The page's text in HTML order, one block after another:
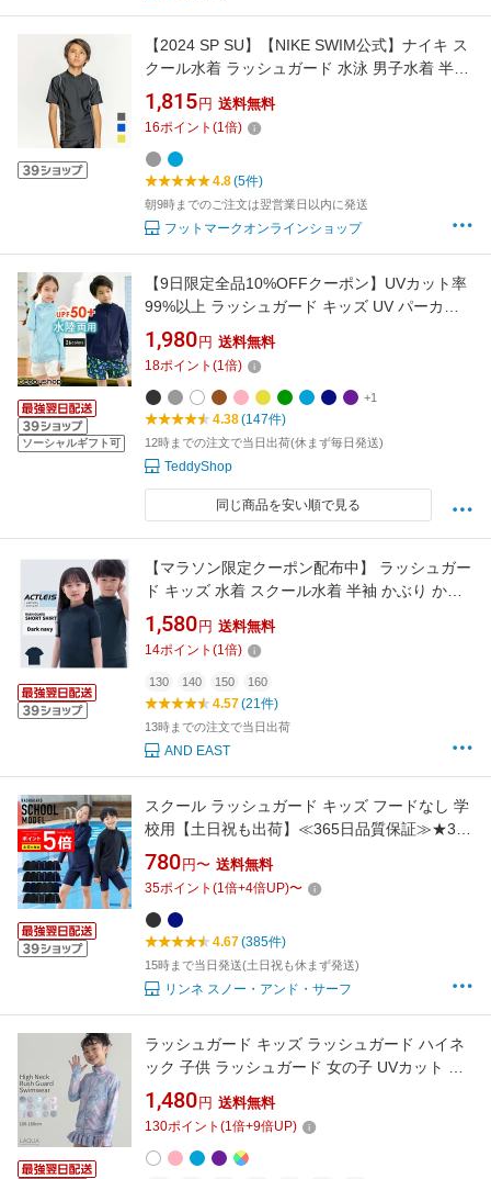
【2024 SP SU】【NIKE SWIM公式】ナイキ ス
クール水着 ラッシュガード 水泳 男子水着 半袖
スイミング キッズ ボーイズ 男の子 プール 120
130 140 150 160 170 UPF50+ BOYS ショート
スリーブ UV ハイドロガード 1991090 フット
マーク
1,815 円 送料無料
16ポイント (1倍)
4.8(5件)
朝9時までのご注文は翌営業日以内に発送
フットマークオンラインショップ
ソーシャルギフト可
【9日限定全品10%OFFクーポン】UVカット率
99%以上 ラッシュガード キッズ UV パーカー
男の子 女の子 長袖 水着素材 紫外線対策 日焼け
対策 UPF50+ シンプル スポーティー 水陸両用
お洒落 可愛い 虫刺され マリンスポーツ 夏 海
ビーチ プール
1,980 円 送料無料
18ポイント (1倍)
+1
4.38(147件)
12時までの注文で当日出荷(休まず毎日発送)
TeddyShop
同じ商品を安い順で見る
【マラソン限定クーポン配布中】 ラッシュガー
ド キッズ 水着 スクール水着 半袖 かぶり かぶ
る シャツ tシャツ 男の子 女の子 男女兼用 男子
女子 男児 女児 ジュニア 子供 子ども こども 小
学生 中学生 学校 小学校 中学校 120 130 140
150 160 170
1,580 円 送料無料
14ポイント (1倍)
130 140 150 160
4.57(21件)
13時までの注文で当日出荷
AND EAST
スクール ラッシュガード キッズ フードなし 学
校用【土日祝も出荷】≪365日品質保証≫★30
日返品OK★全色UVカット率99.5％ ジップアッ
プ スタンドカラー スクール 水着 男の子 女の子
子供用 長袖 半袖 レディース メンズ の サーフ
パンツ や トレンカ マリンシューズ
780 円〜 送料無料
35ポイント (1倍+4倍UP)〜
4.67(385件)
15時まで当日発送(土日祝も休まず発送)
リンネ スノー・アンド・サーフ
ラッシュガード キッズ ラッシュガード ハイネ
ック 子供 ラッシュガード 女の子 UVカット 紫
外線対策 フードなしラッシュガード 100 110
120 130 140 150 160 サイズ 送料無料 かわい
い 女の子水着 子供水着 学校用 幼稚園 保育園
1,480 円 送料無料
130ポイント (1倍+9倍UP)